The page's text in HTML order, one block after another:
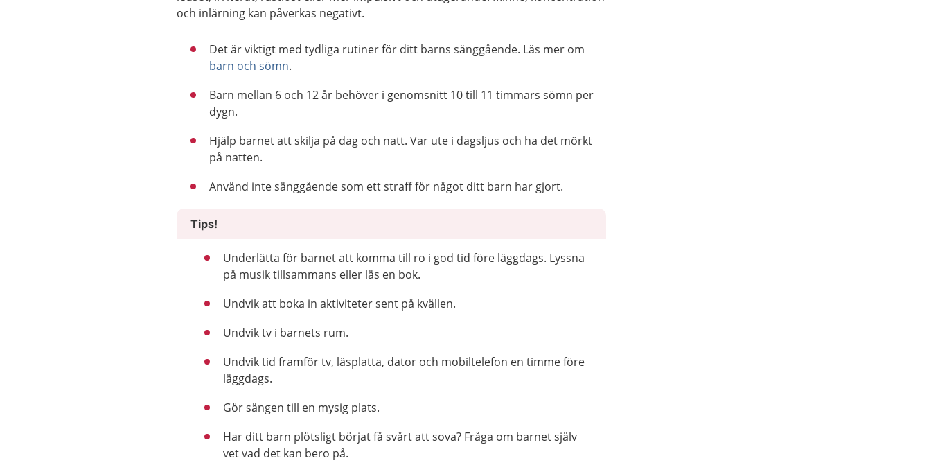
och inlärning kan påverkas negativt.
Det är viktigt med tydliga rutiner för ditt barns sänggående. Läs mer om
barn och sömn.
Barn mellan 6 och 12 år behöver i genomsnitt 10 till 11 timmars sömn per
dygn.
Hjälp barnet att skilja på dag och natt. Var ute i dagsljus och ha det mörkt
på natten.
Använd inte sänggående som ett straff för något ditt barn har gjort.
Tips!
Underlätta för barnet att komma till ro i god tid före läggdags. Lyssna
på musik tillsammans eller läs en bok.
Undvik att boka in aktiviteter sent på kvällen.
Undvik tv i barnets rum.
Undvik tid framför tv, läsplatta, dator och mobiltelefon en timme före
läggdags.
Gör sängen till en mysig plats.
Har ditt barn plötsligt börjat få svårt att sova? Fråga om barnet själv
vet vad det kan bero på.